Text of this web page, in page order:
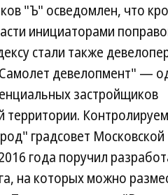
"Ъ" осведомлен, что
инициаторами
стали также
девелопмент" —
застройщиков
территории.
градсовет Московской
года поручил
на которых можно